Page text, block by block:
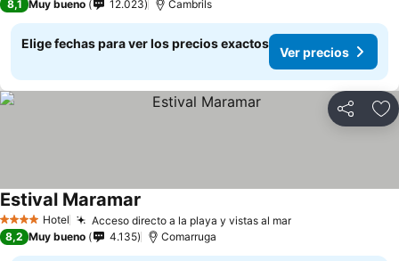
8,1 Muy bueno 12.023 Cambrils
Elige fechas para ver los precios exactos
Ver precios
Compartir
4 EstrellasHotel Acceso directo a la playa y vistas al mar
Estival Maramar
8,2 Muy bueno 4.135 Comarruga